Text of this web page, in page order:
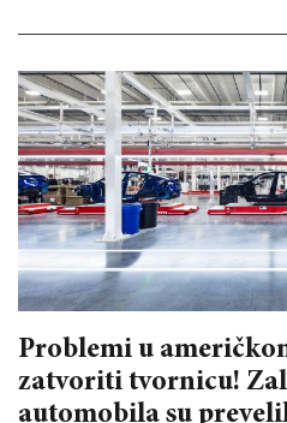
Problemi u
zatvoriti tvornicu!
automobila su